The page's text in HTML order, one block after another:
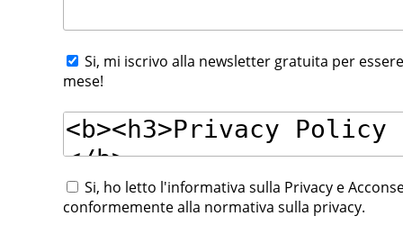
Si, mi iscrivo alla newsletter gratuita per
mese!
Si, ho letto l'informativa sulla Privacy e
conformemente alla normativa sulla privacy.